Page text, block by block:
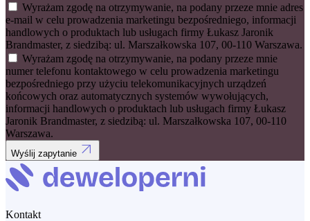
Wyrażam zgodę na otrzymywanie, na podany przeze mnie adres
e-mail w celu prowadzenia marketingu bezpośredniego, informacji
handlowych o produktach lub usługach firmy Łukasz Jaronik
Brandmaster, z siedzibą: ul. Marszałkowska 107, 00-110 Warszawa.
Wyrażam zgodę na otrzymywanie, na podany przeze mnie
numer telefonu kontaktowego w celu prowadzenia marketingu
bezpośredniego przy użyciu telekomunikacyjnych urządzeń
końcowych oraz automatycznych systemów wywołujących,
informacji handlowych o produktach lub usługach firmy Łukasz
Jaronik Brandmaster, z siedzibą: ul. Marszałkowska 107, 00-110
Warszawa.
Wyślij zapytanie
Kontakt